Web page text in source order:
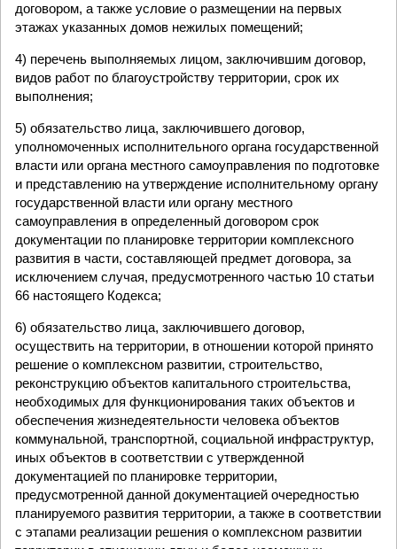
договором, а также условие о размещении на первых
этажах указанных домов нежилых помещений;
4) перечень выполняемых лицом, заключившим договор,
видов работ по благоустройству территории, срок их
выполнения;
5) обязательство лица, заключившего договор,
уполномоченных исполнительного органа государственной
власти или органа местного самоуправления по подготовке
и представлению на утверждение исполнительному органу
государственной власти или органу местного
самоуправления в определенный договором срок
документации по планировке территории комплексного
развития в части, составляющей предмет договора, за
исключением случая, предусмотренного частью 10 статьи
66 настоящего Кодекса;
6) обязательство лица, заключившего договор,
осуществить на территории, в отношении которой принято
решение о комплексном развитии, строительство,
реконструкцию объектов капитального строительства,
необходимых для функционирования таких объектов и
обеспечения жизнедеятельности человека объектов
коммунальной, транспортной, социальной инфраструктур,
иных объектов в соответствии с утвержденной
документацией по планировке территории,
предусмотренной данной документацией очередностью
планируемого развития территории, а также в соответствии
с этапами реализации решения о комплексном развитии